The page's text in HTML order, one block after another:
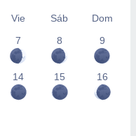
Vie Sáb
Dom
7 8 9
14 15 16